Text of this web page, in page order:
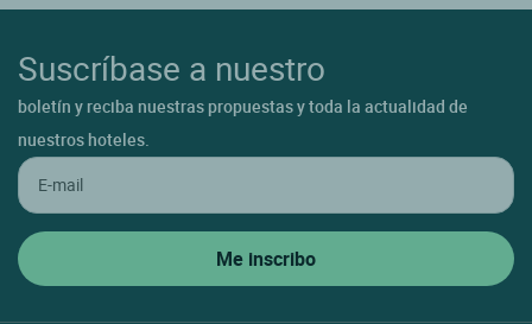
Suscríbase a nuestro
boletín y reciba nuestras propuestas y toda la actualidad de
nuestros hoteles.